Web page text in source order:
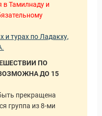
в Тамилнаду и
и турах по Ладакху,
ПО
ДО 15
прекращена
группа из 8-ми